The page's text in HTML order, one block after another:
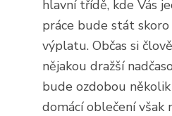
hlavní třídě, kde Vás
práce bude stát
výplatu. Občas si
nějakou dražší
bude ozdobou několik
domácí oblečení však